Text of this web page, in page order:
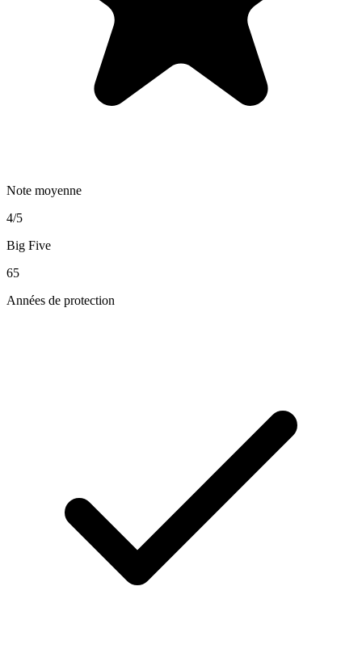
Note moyenne
4/5
Big Five
65
Années de protection